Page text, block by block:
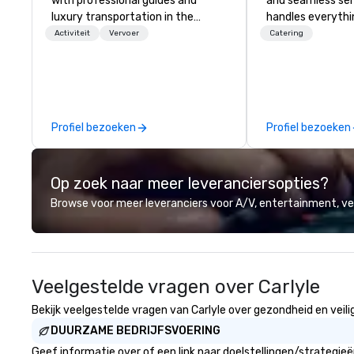
luxury transportation in the
Washington DC Metro Area. Our
private tour experience in Our
Nation’s Capital.
Activiteit Vervoer
Profiel bezoeken
handles
event
private events.
Catering
Profiel bezoeken
Op zoek naar meer leveranciersopties?
Browse voor meer leveranciers voor A/V, entertainment,
Veelgestelde vragen over Carlyle
Bekijk veelgestelde vragen van Carlyle over gezondheid en
DUURZAME BEDRIJFSVOERING